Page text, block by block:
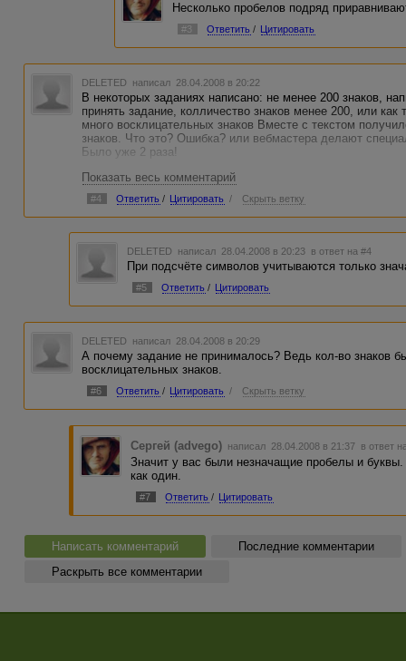
Несколько пробелов подряд
#3 Ответить / Цитировать
DELETED написал 28.04.2008 в 20:22
В некоторых заданиях написано: не менее 200 знаков,
принять задание, колличество знаков менее 200, или
много восклицательных знаков Вместе с текстом
знаков. Что это? Ошибка? или вебмастера делают
Было уже 2 раза!
Показать весь комментарий
#4 Ответить / Цитировать / Скрыть ветку
DELETED написал 28.04.2008 в 20:23 в ответ на #4
При подсчёте символов учитываются только
#5 Ответить / Цитировать
DELETED написал 28.04.2008 в 20:29
А почему задание не принималось? Ведь кол-во знаков
восклицательных знаков.
#6 Ответить / Цитировать / Скрыть ветку
Сергей (advego) написал 28.04.2008 в 21:37 в ответ
Значит у вас были незначащие пробелы и
как один.
#7 Ответить / Цитировать
Написать комментарий
Последние комментарии
Раскрыть все комментарии